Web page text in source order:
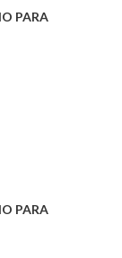
PARA
PARA